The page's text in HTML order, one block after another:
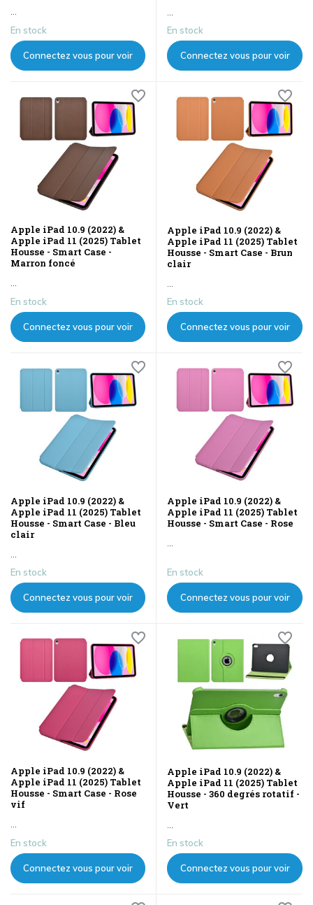
...
En stock
Connectez vous pour voir
...
En stock
Connectez vous pour voir
Apple iPad 10.9 (2022) &
Apple iPad 11 (2025) Tablet
Housse - Smart Case -
Marron foncé
En stock
Connectez vous pour voir
Apple iPad 10.9 (2022) &
Apple iPad 11 (2025) Tablet
Housse - Smart Case - Brun
clair
En stock
Connectez vous pour voir
Apple iPad 10.9 (2022) &
Apple iPad 11 (2025) Tablet
Housse - Smart Case - Bleu
clair
En stock
Connectez vous pour voir
Apple iPad 10.9 (2022) &
Apple iPad 11 (2025) Tablet
Housse - Smart Case - Rose
...
En stock
Connectez vous pour voir
Apple iPad 10.9 (2022) &
Apple iPad 11 (2025) Tablet
Housse - Smart Case - Rose
vif
...
En stock
Connectez vous pour voir
Apple iPad 10.9 (2022) &
Apple iPad 11 (2025) Tablet
Housse - 360 degrés rotatif -
Vert
...
En stock
Connectez vous pour voir